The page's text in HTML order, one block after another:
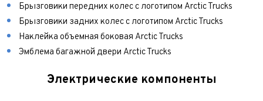
Брызговики передних колес с логотипом Arctic Trucks
Брызговики задних колес с логотипом Arctic Trucks
Наклейка объемная боковая Arctic Trucks
Эмблема багажной двери Arctic Trucks
Электрические компоненты